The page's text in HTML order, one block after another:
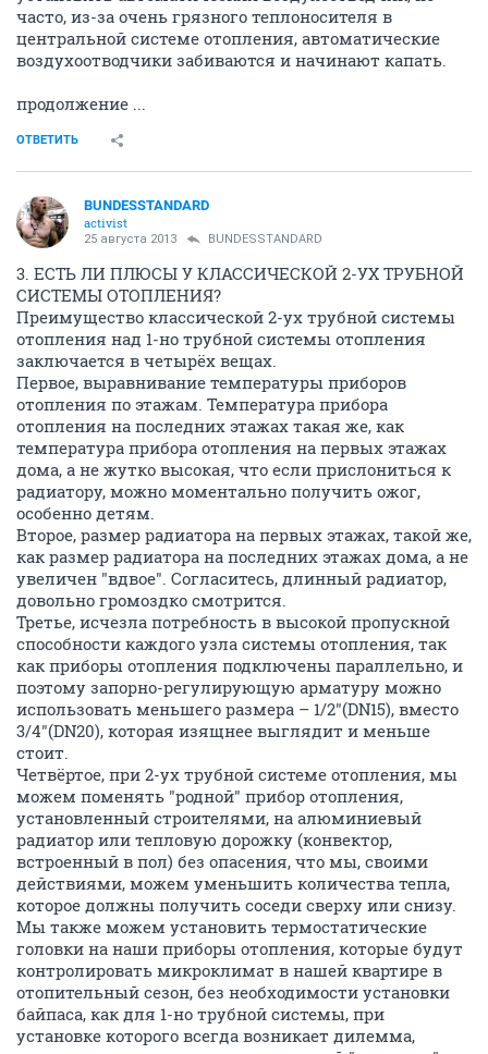
часто, из-за очень грязного теплоносителя в
центральной системе отопления, автоматические
воздухоотводчики забиваются и начинают капать.
продолжение ...
ОТВЕТИТЬ
BUNDESSTANDARD
activist
25 августа 2013 BUNDESSTANDARD
3. ЕСТЬ ЛИ ПЛЮСЫ У КЛАССИЧЕСКОЙ 2-УХ ТРУБНОЙ
СИСТЕМЫ ОТОПЛЕНИЯ?
Преимущество классической 2-ух трубной системы
отопления над 1-но трубной системы отопления
заключается в четырёх вещах.
Первое, выравнивание температуры приборов
отопления по этажам. Температура прибора
отопления на последних этажах такая же, как
температура прибора отопления на первых этажах
дома, а не жутко высокая, что если прислониться к
радиатору, можно моментально получить ожог,
особенно детям.
Второе, размер радиатора на первых этажах, такой же,
как размер радиатора на последних этажах дома, а не
увеличен "вдвое". Согласитесь, длинный радиатор,
довольно громоздко смотрится.
Третье, исчезла потребность в высокой пропускной
способности каждого узла системы отопления, так
как приборы отопления подключены параллельно, и
поэтому запорно-регулирующую арматуру можно
использовать меньшего размера – 1/2"(DN15), вместо
3/4"(DN20), которая изящнее выглядит и меньше
стоит.
Четвёртое, при 2-ух трубной системе отопления, мы
можем поменять "родной" прибор отопления,
установленный строителями, на алюминиевый
радиатор или тепловую дорожку (конвектор,
встроенный в пол) без опасения, что мы, своими
действиями, можем уменьшить количества тепла,
которое должны получить соседи сверху или снизу.
Мы также можем установить термостатические
головки на наши приборы отопления, которые будут
контролировать микроклимат в нашей квартире в
отопительный сезон, без необходимости установки
байпаса, как для 1-но трубной системы, при
установке которого всегда возникает дилемма,